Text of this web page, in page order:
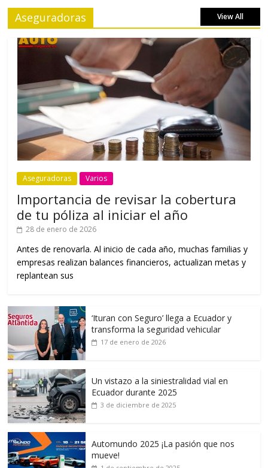
Aseguradoras View All
Aseguradoras Varios
Importancia de revisar la cobertura
de tu póliza al iniciar el año
28 de enero de 2026
Antes de renovarla. Al inicio de cada año, muchas familias y
empresas realizan balances financieros, actualizan metas y
replantean sus
‘Ituran con Seguro’ llega a Ecuador y
transforma la seguridad vehicular
17 de enero de 2026
Un vistazo a la siniestralidad vial en
Ecuador durante 2025
3 de diciembre de 2025
Automundo 2025 ¡La pasión que nos
mueve!